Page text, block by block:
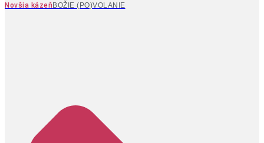
Novšia kázeňBOŽIE (PO)VOLANIE